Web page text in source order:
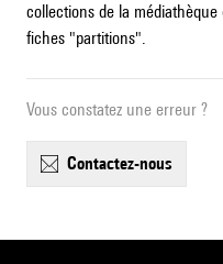
collections de la
fiches "partitions".
Vous constatez une erreur ?
contactez-nous